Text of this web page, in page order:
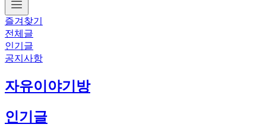
즐겨찾기
전체글
인기글
공지사항
자유이야기방
인기글